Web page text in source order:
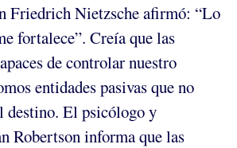
Friedrich Nietzsche afirmó: “Lo
fortalece”. Creía que las
de controlar nuestro
entidades pasivas que no
destino. El psicólogo y
Robertson informa que las